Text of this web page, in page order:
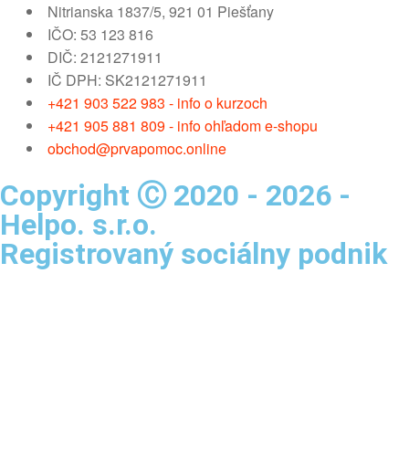
Nitrianska 1837/5, 921 01 Piešťany
IČO: 53 123 816
DIČ: 2121271911
IČ DPH: SK2121271911
+421 903 522 983 - info o kurzoch
+421 905 881 809 - info ohľadom e-shopu
obchod@prvapomoc.online
Copyright Ⓒ 2020 - 2026 -
Helpo. s.r.o.
Registrovaný sociálny podnik